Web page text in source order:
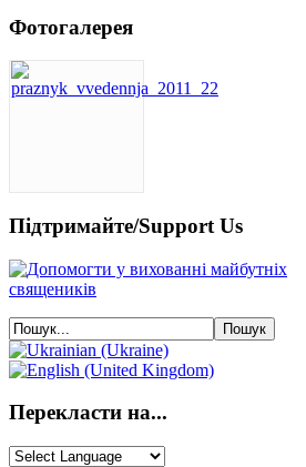
Фотогалерея
Підтримайте/Support Us
Перекласти на...